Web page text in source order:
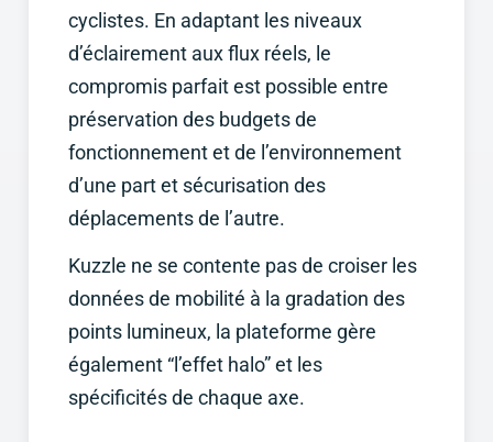
cyclistes. En adaptant les niveaux
d’éclairement aux flux réels, le
compromis parfait est possible entre
préservation des budgets de
fonctionnement et de l’environnement
d’une part et sécurisation des
déplacements de l’autre.
Kuzzle ne se contente pas de croiser les
données de mobilité à la gradation des
points lumineux, la plateforme gère
également “l’effet halo” et les
spécificités de chaque axe.